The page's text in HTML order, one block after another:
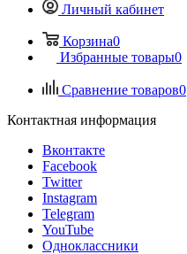
Личный кабинет
Корзина0
Избранные товары0
Сравнение товаров0
Контактная информация
Вконтакте
Facebook
Twitter
Instagram
Telegram
YouTube
Одноклассники